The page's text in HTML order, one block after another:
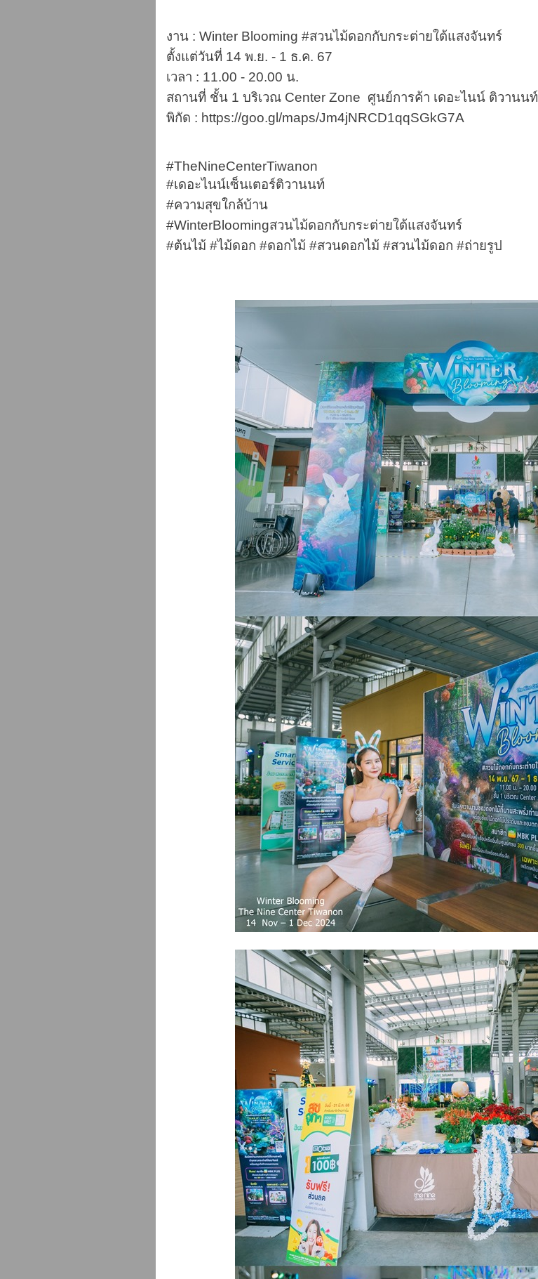
งาน : Winter Blooming #สวนไม้ดอกกับกระต่ายใต้แสงจันทร์
ตั้งแต่วันที่ 14 พ.ย. - 1 ธ.ค. 67
เวลา : 11.00 - 20.00 น.
สถานที่ ชั้น 1 บริเวณ Center Zone ศูนย์การค้า เดอะไนน์ ติวานนท์
พิกัด : https://goo.gl/maps/Jm4jNRCD1qqSGkG7A
#TheNineCenterTiwanon
#เดอะไนน์เซ็นเตอร์ติวานนท์
#ความสุขใกล้บ้าน
#WinterBloomingสวนไม้ดอกกับกระต่ายใต้แสงจันทร์
#ต้นไม้ #ไม้ดอก #ดอกไม้ #สวนดอกไม้ #สวนไม้ดอก #ถ่ายรูป